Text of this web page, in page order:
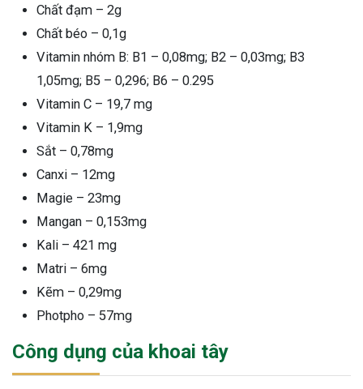
Chất đạm – 2g
Chất béo – 0,1g
Vitamin nhóm B: B1 – 0,08mg; B2 – 0,03mg; B3
1,05mg; B5 – 0,296; B6 – 0.295
Vitamin C – 19,7 mg
Vitamin K – 1,9mg
Sắt – 0,78mg
Canxi – 12mg
Magie – 23mg
Mangan – 0,153mg
Kali – 421 mg
Matri – 6mg
Kẽm – 0,29mg
Photpho – 57mg
Công dụng của khoai tây